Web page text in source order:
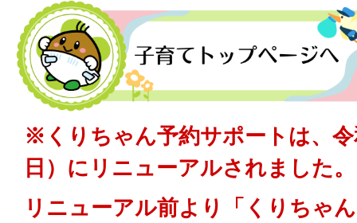
※くりちゃん予約サポートは、
日）にリニューアルされました。
リニューアル前より「くりちゃ